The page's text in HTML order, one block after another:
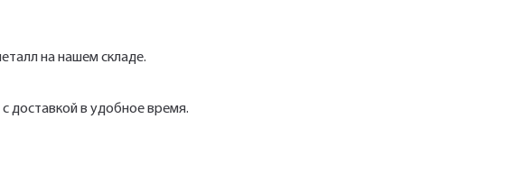
на нашем складе.
доставкой в удобное время.